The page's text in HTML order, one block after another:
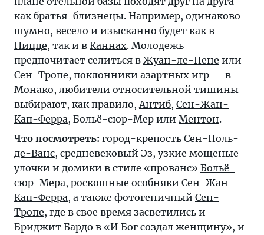
как братья-близнецы. Например, одинаково
шумно, весело и изысканно будет как в
Ницце, так и в Каннах. Молодежь
предпочитает селиться в Жуан-ле-Пене или
Сен-Тропе, поклонники азартных игр — в
Монако, любители относительной тишины
выбирают, как правило,Антиб, Сен-Жан-
Кап-Ферра, Больё-сюр-Мер или Ментон.
Что посмотреть: город-крепость Сен-Поль-
де-Ванс, средневековый Эз, узкие мощеные
улочки и домики в стиле «прованс» Больё-
сюр-Мера, роскошные особняки Сен-Жан-
Кап-Ферра, а также фотогеничный Сен-
Тропе, где в свое время засветились и
Бриджит Бардо в «И Бог создал женщину», и